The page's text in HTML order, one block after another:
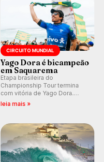
CIRCUITO MUNDIAL
Yago Dora é bicampeão
em Saquarema
Etapa brasileira do
Championship Tour termina
com vitória de Yago Dora.
Sawyer Lindblad vence entre
ranking mundial da WSL, na
etapa de Saquarema.
leia mais »